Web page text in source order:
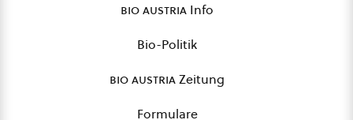
bio austria Info
Bio-Politik
bio austriaZeitung
Formulare